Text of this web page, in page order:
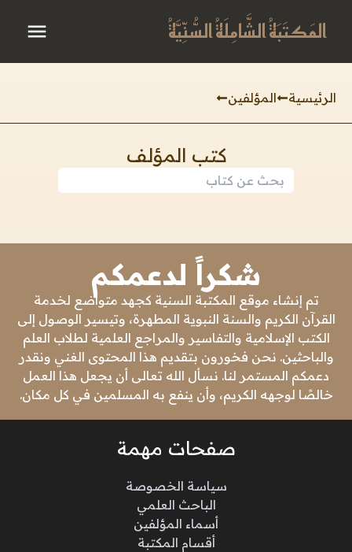
المَكتَبَةُ الشَّامِلَةُ السُّنِّيَّةُ
الرئيسية المؤلفين
كتب المؤلف
شكراً لدعمكم
تم إنشاء موقع المكتبة السنية كجهد متواضع لخدمة
القرآن الكريم والسنة النبوية المطهرة، وتيسير الوصول إلى
الكتب الإسلامية والتفاسير والمراجع العلمية لطلاب العلم
والباحثين. نحن فخورون بتقديم هذا المحتوى الغني ونقدر
دعمكم المستمر لنا. نسأل الله تعالى أن يجعل هذا العمل
خالصًا لوجهه الكريم، وأن ينفع به المسلمين في كل مكان.
صفحات مهمة
سياسة الخصوصة
الباحث العلمي
أسماء المؤلفين
أقسام المكتبة